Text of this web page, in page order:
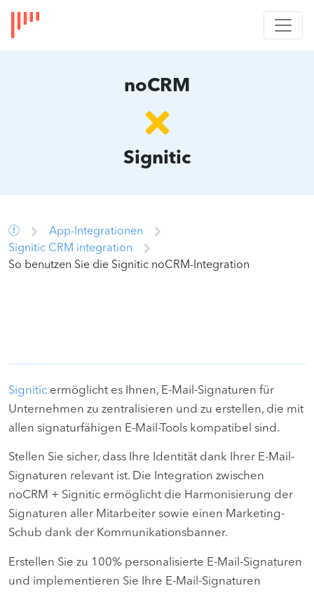
noCRM
Signitic
App-Integrationen
Signitic CRM integration
So benutzen Sie die Signitic noCRM-Integration
Signitic ermöglicht es Ihnen, E-Mail-Signaturen für
Unternehmen zu zentralisieren und zu erstellen, die mit
allen signaturfähigen E-Mail-Tools kompatibel sind.
Stellen Sie sicher, dass Ihre Identität dank Ihrer E-Mail-
Signaturen relevant ist. Die Integration zwischen
noCRM + Signitic ermöglicht die Harmonisierung der
Signaturen aller Mitarbeiter sowie einen Marketing-
Schub dank der Kommunikationsbanner.
Erstellen Sie zu 100% personalisierte E-Mail-Signaturen
und implementieren Sie Ihre E-Mail-Signaturen